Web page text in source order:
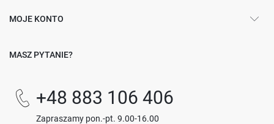
MOJE KONTO
MASZ PYTANIE?
+48 883 106 406
Zapraszamy pon.-pt. 9.00-16.00